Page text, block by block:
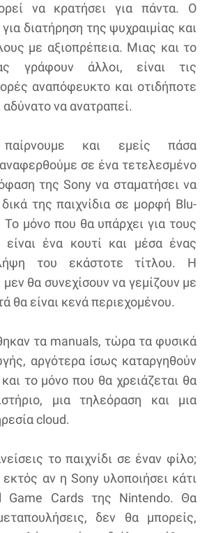
να κρατήσει για πάντα. Ο
διατήρηση της ψυχραιμίας και
με αξιοπρέπεια. Μιας και το
γράφουν άλλοι, είναι τις
αναπόφευκτο και οτιδήποτε
αδύνατο να ανατραπεί.
και εμείς πάσα
σε ένα τετελεσμένο
της Sony να σταματήσει να
της παιχνίδια σε μορφή Blu-
μόνο που θα υπάρχει για τους
είναι ένα κουτί και μέσα ένας
του εκάστοτε τίτλου. Η
μεν θα συνεχίσουν να γεμίζουν με
θα είναι κενά περιεχομένου.
τα manuals, τώρα τα φυσικά
αργότερα ίσως καταργηθούν
το μόνο που θα χρειάζεται θα
μια τηλεόραση και μια
cloud.
το παιχνίδι σε έναν φίλο;
αν η Sony υλοποιήσει κάτι
Cards της Nintendo. Θα
δεν θα μπορείς,